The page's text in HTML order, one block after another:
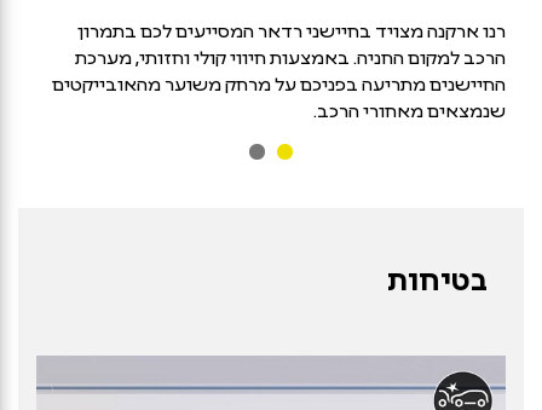
רנו ארקנה מצויד בחיישני רדאר המסייעים לכם בתמרון
הרכב למקום החניה. באמצעות חיווי קולי וחזותי, מערכת
החיישנים מתריעה בפניכם על מרחק משוער מהאובייקטים
שנמצאים מאחורי הרכב.
בטיחות